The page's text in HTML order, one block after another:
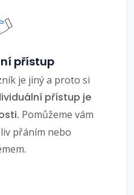
přístup
je jiný a proto si
přístup je
Pomůžeme vám
přáním nebo